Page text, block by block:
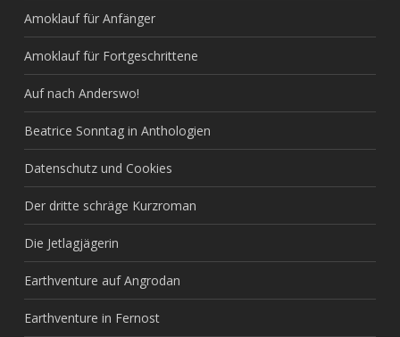
Amoklauf für Anfänger
Amoklauf für Fortgeschrittene
Auf nach Anderswo!
Beatrice Sonntag in Anthologien
Datenschutz und Cookies
Der dritte schräge Kurzroman
Die Jetlagjägerin
Earthventure auf Angrodan
Earthventure in Fernost